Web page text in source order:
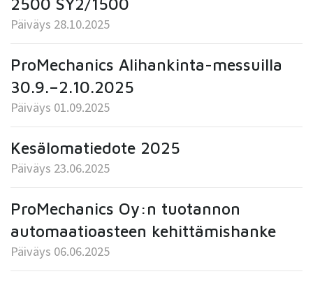
2500 SY2/1500
Päiväys 28.10.2025
ProMechanics Alihankinta-messuilla
30.9.–2.10.2025
Päiväys 01.09.2025
Kesälomatiedote 2025
Päiväys 23.06.2025
ProMechanics Oy:n tuotannon
automaatioasteen kehittämishanke
Päiväys 06.06.2025